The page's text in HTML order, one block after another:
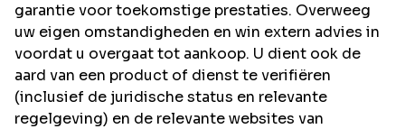
garantie voor toekomstige prestaties. Overweeg
uw eigen omstandigheden en win extern advies in
voordat u overgaat tot aankoop. U dient ook de
aard van een product of dienst te verifiëren
(inclusief de juridische status en relevante
regelgeving) en de relevante websites van